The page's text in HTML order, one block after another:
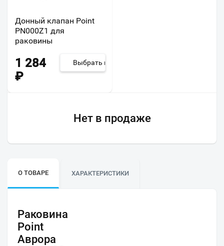
Донный клапан Point
PN000Z1 для
раковины
1 284
₽
Выбрать из 4
Нет в продаже
О ТОВАРЕ ХАРАКТЕРИСТИКИ
Раковина
Point
Аврора